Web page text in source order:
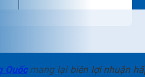
Quốcmang lại biên lợi nhuận